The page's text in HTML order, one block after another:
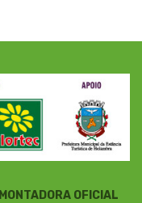
MONTADORA OFICIAL